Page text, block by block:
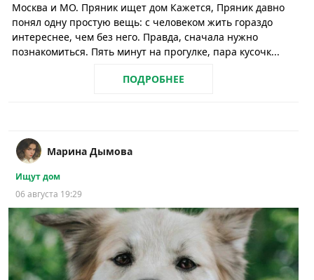
Москва и МО. Пряник ищет дом Кажется, Пряник давно
понял одну простую вещь: с человеком жить гораздо
интереснее, чем без него. Правда, сначала нужно
познакомиться. Пять минут на прогулке, пара кусочк...
ПОДРОБНЕЕ
Марина Дымова
Ищут дом
06 августа 19:29